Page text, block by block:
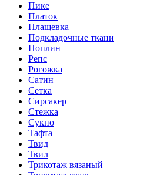
Пике
Платок
Плащевка
Подкладочные ткани
Поплин
Репс
Рогожка
Сатин
Сетка
Сирсакер
Стежка
Сукно
Тафта
Твид
Твил
Трикотаж вязаный